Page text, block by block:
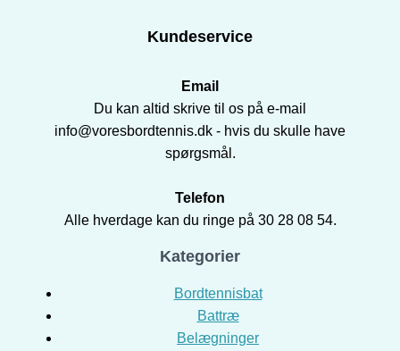
Kundeservice
Email
Du kan altid skrive til os på e-mail
info@voresbordtennis.dk - hvis du skulle have
spørgsmål.
Telefon
Alle hverdage kan du ringe på 30 28 08 54.
Kategorier
Bordtennisbat
Battræ
Belægninger